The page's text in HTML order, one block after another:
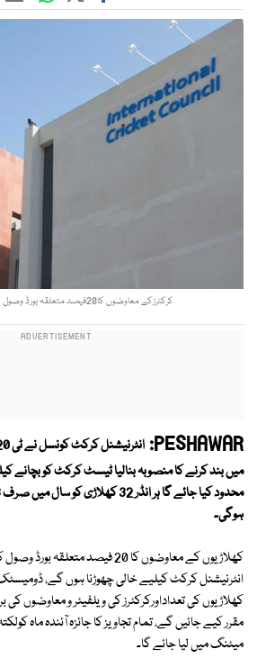
کرکٹرزکے معاوضوں کا20فیصد متعلقہ بورڈ وصول کرے گا، فوٹو : فائل
PESHAWAR:
میں بند کرنے کا منصوبہ بنالیا ٹیسٹ کرکٹ کو بچانے
ہوگی۔
انٹرنیشنل کرکٹ کیلیے خالی چھوڑنا ہوں گے،
کھلاڑیوں کی تعداداورکرکٹرز کی ویلفیئر و معاوضوں
مقرر کیے جائیں گے، تمام تجاویز کا جائزہ آئندہ ماہ
میٹنگ میں لیا جائے گا۔